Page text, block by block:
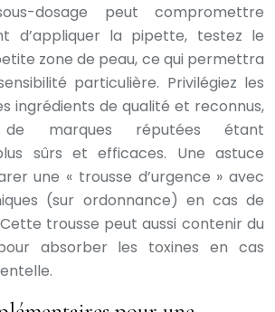
dosage peut compromettre
d’appliquer la pipette, testez le
zone de peau, ce qui permettra
particulière. Privilégiez les
ingrédients de qualité et reconnus,
marques réputées étant
sûrs et efficaces. Une astuce
une « trousse d’urgence » avec
(sur ordonnance) en cas de
trousse peut aussi contenir du
absorber les toxines en cas